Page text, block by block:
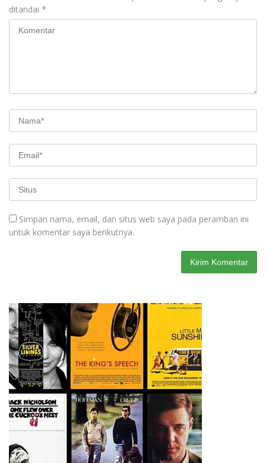
ditandai *
Simpan nama, email, dan situs web saya pada peramban ini
untuk komentar saya berikutnya.